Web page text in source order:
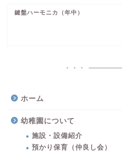
鍵盤ハーモニカ（年中）
ホーム
幼稚園について
施設・設備紹介
預かり保育（仲良し会）